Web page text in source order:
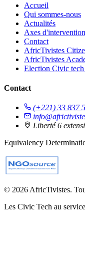
Accueil
Qui sommes-nous
Actualités
Axes
Contact
AfricTivistes
AfricTivistes
Election Civic
Contact
(+221) 33 837
Liberté 6
Equivalency
© 2026 AfricTivistes.
Les Civic Tech au